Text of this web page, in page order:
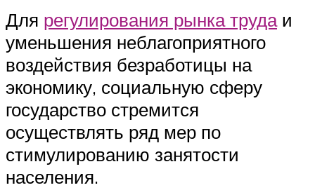
Для регулирования рынка трудаи
уменьшения неблагоприятного
воздействия безработицы на
экономику, социальную сферу
государство стремится
осуществлять ряд мер по
стимулированию занятости
населения.